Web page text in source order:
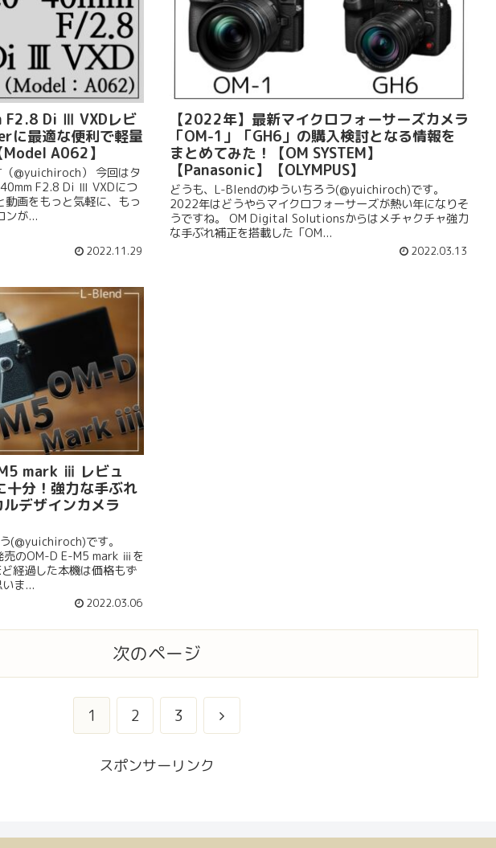
F2.8 Di Ⅲ VXDレビ
に最適な便利で軽量
A062】
@yuichiroch） 今回はタ
F2.8 Di Ⅲ VXDにつ
画をもっと気軽に、もっ
ンが...
2022.11.29
【2022年】最新マイクロフォーサーズカメラ
「OM-1」「GH6」の購入検討となる情報を
まとめてみた！【OM SYSTEM】
【Panasonic】【OLYMPUS】
どうも、L-Blendのゆういちろう(@yuichiroch)です。
2022年はどうやらマイクロフォーサーズが熱い年になりそ
うですね。 OM Digital Solutionsからはメチャクチャ強力
な手ぶれ補正を搭載した「OM...
2022.03.13
M5 mark ⅲ レビュ
十分！強力な手ぶれ
デザインカメラ
(@yuichiroch)です。
のOM-D E-M5 mark ⅲを
経過した本機は価格もず
ま...
2022.03.06
次のページ
1 2 3
スポンサーリンク